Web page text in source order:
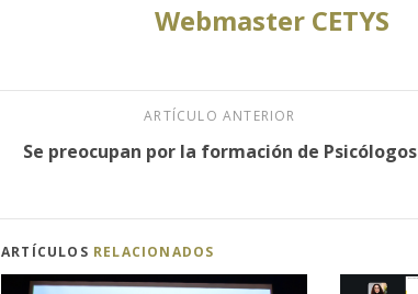
Webmaster CETYS
ARTÍCULO ANTERIOR
Se preocupan por la formación de Psicólogos
ARTÍCULOS RELACIONADOS